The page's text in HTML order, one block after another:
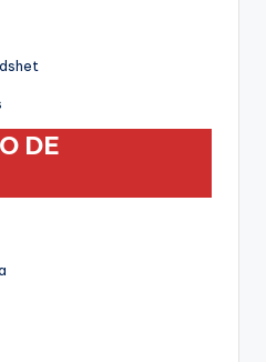
DE